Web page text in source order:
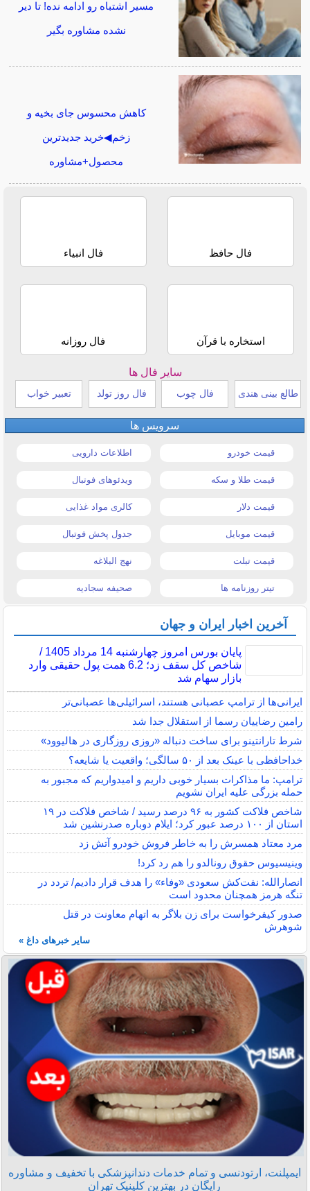
مسیر اشتباه رو ادامه نده! تا دیر
نشده مشاوره بگیر
کاهش محسوس جای بخیه و
زخم◀خرید جدیدترین
محصول+مشاوره
فال حافظ فال انبیاء
استخاره با قرآن فال روزانه
سایر فال ها
طالع بینی هندی فال چوب فال روز تولد تعبیر خواب
سرویس ها
قیمت خودرو اطلاعات دارویی
قیمت طلا و سکه ویدئوهای فوتبال
قیمت دلار کالری مواد غذایی
قیمت موبایل جدول پخش فوتبال
قیمت تبلت نهج البلاغه
تیتر روزنامه ها صحیفه سجادیه
آخرین اخبار ایران و جهان
پایان بورس امروز چهارشنبه 14 مرداد 1405 /
شاخص کل سقف زد؛ 6.2 همت پول حقیقی وارد
بازار سهام شد
ایرانی‌ها از ترامپ عصبانی هستند، اسرائیلی‌ها عصبانی‌تر
رامین رضاییان رسما از استقلال جدا شد
شرط تارانتینو برای ساخت دنباله «روزی روزگاری در هالیوود»
خداحافظی با عینک بعد از ۵۰ سالگی؛ واقعیت یا شایعه؟
ترامپ: ما مذاکرات بسیار خوبی داریم و امیدواریم که مجبور به
حمله بزرگی علیه ایران نشویم
شاخص فلاکت کشور به ۹۶ درصد رسید / شاخص فلاکت در ۱۹
استان از ۱۰۰ درصد عبور کرد؛ ایلام دوباره صدرنشین شد
مرد معتاد همسرش را به خاطر فروش خودرو آتش زد
وینیسیوس حقوق رونالدو را هم رد کرد!
انصارالله: نفت‌کش سعودی «وفاء» را هدف قرار دادیم/ تردد در
تنگه هرمز همچنان محدود است
صدور کیفرخواست برای زن بلاگر به اتهام معاونت در قتل
شوهرش
سایر خبرهای داغ »
ایمپلنت، ارتودنسی و تمام خدمات دندانپزشکی با تخفیف و مشاوره
رایگان در بهترین کلینیک تهران